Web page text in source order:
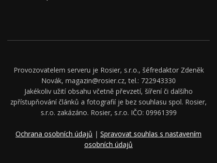
Provozovatelem serveru je Rosier, s.r.o., šéfredaktor Zdeněk
Novák, magazin@rosier.cz, tel.: 722943330
Jakékoliv užití obsahu včetně převzetí, šíření či dalšího
zpřístupňování článků a fotografií je bez souhlasu spol. Rosier,
s.r.o. zakázáno. Rosier, s.r.o. IČO: 09961399
Ochrana osobních údajů | Spravovat souhlas s nastavením
osobních údajů